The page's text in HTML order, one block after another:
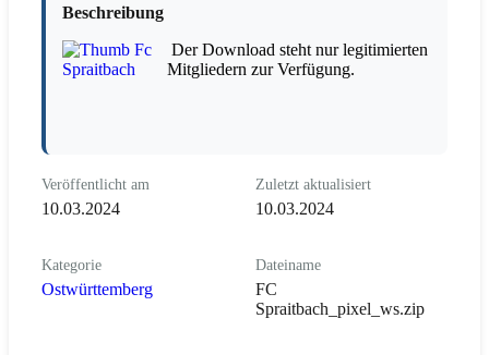
Beschreibung
Der Download steht nur legitimierten
Mitgliedern zur Verfügung.
Veröffentlicht am
10.03.2024
Zuletzt aktualisiert
10.03.2024
Kategorie
Ostwürttemberg
Dateiname
FC
Spraitbach_pixel_ws.zip